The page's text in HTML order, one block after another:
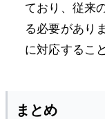
ており、従来
る必要があり
に対応するこ
まとめ